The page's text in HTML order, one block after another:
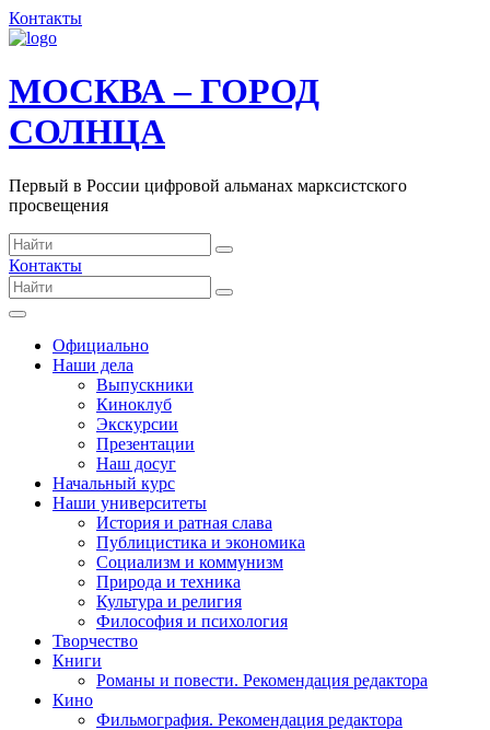
Контакты
МОСКВА – ГОРОД
СОЛНЦА
Первый в России цифровой альманах марксистского
просвещения
Контакты
Официально
Наши дела
Выпускники
Киноклуб
Экскурсии
Презентации
Наш досуг
Начальный курс
Наши университеты
История и ратная слава
Публицистика и экономика
Социализм и коммунизм
Природа и техника
Культура и религия
Философия и психология
Творчество
Книги
Романы и повести. Рекомендация редактора
Кино
Фильмография. Рекомендация редактора